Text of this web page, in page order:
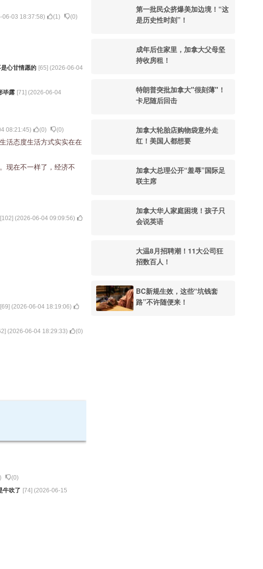
06-03 18:37:58) (1) (0)
心甘情愿的 [65] (2026-06-04
毕露 [71] (2026-06-04
08:21:45) (0) (0)
活态度生活方式实实在在
现在不一样了，经济不
[102] (2026-06-04 09:09:56)
[69] (2026-06-04 18:19:06)
] (2026-06-04 18:29:33) (0)
) (0)
牛吹了 [74] (2026-06-15
第一批民众挤爆美加边境！“这
是历史性时刻”！
成年后住家里，加拿大父母坚
持收房租！
特朗普突批加拿大"很刻薄"！
卡尼随后回击
加拿大轮胎店购物袋意外走
红！美国人都想要
加拿大总理公开“羞辱”国际足
联主席
加拿大华人家庭困境！孩子只
会说英语
大温8月招聘潮！11大公司狂
招数百人！
BC新规生效，这些“坑钱套
路”不许随便来！